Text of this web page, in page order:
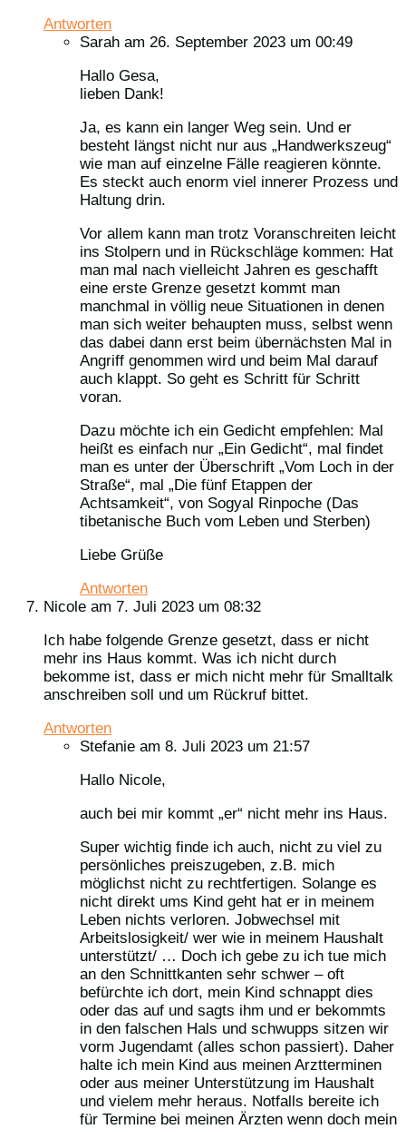
Antworten
Sarah am 26. September 2023 um 00:49
Hallo Gesa,
lieben Dank!
Ja, es kann ein langer Weg sein. Und er
besteht längst nicht nur aus „Handwerkszeug“
wie man auf einzelne Fälle reagieren könnte.
Es steckt auch enorm viel innerer Prozess und
Haltung drin.
Vor allem kann man trotz Voranschreiten leicht
ins Stolpern und in Rückschläge kommen: Hat
man mal nach vielleicht Jahren es geschafft
eine erste Grenze gesetzt kommt man
manchmal in völlig neue Situationen in denen
man sich weiter behaupten muss, selbst wenn
das dabei dann erst beim übernächsten Mal in
Angriff genommen wird und beim Mal darauf
auch klappt. So geht es Schritt für Schritt
voran.
Dazu möchte ich ein Gedicht empfehlen: Mal
heißt es einfach nur „Ein Gedicht“, mal findet
man es unter der Überschrift „Vom Loch in der
Straße“, mal „Die fünf Etappen der
Achtsamkeit“, von Sogyal Rinpoche (Das
tibetanische Buch vom Leben und Sterben)
Liebe Grüße
Antworten
Nicole am 7. Juli 2023 um 08:32
Ich habe folgende Grenze gesetzt, dass er nicht
mehr ins Haus kommt. Was ich nicht durch
bekomme ist, dass er mich nicht mehr für Smalltalk
anschreiben soll und um Rückruf bittet.
Antworten
Stefanie am 8. Juli 2023 um 21:57
Hallo Nicole,
auch bei mir kommt „er“ nicht mehr ins Haus.
Super wichtig finde ich auch, nicht zu viel zu
persönliches preiszugeben, z.B. mich
möglichst nicht zu rechtfertigen. Solange es
nicht direkt ums Kind geht hat er in meinem
Leben nichts verloren. Jobwechsel mit
Arbeitslosigkeit/ wer wie in meinem Haushalt
unterstützt/ … Doch ich gebe zu ich tue mich
an den Schnittkanten sehr schwer – oft
befürchte ich dort, mein Kind schnappt dies
oder das auf und sagts ihm und er bekommts
in den falschen Hals und schwupps sitzen wir
vorm Jugendamt (alles schon passiert). Daher
halte ich mein Kind aus meinen Arztterminen
oder aus meiner Unterstützung im Haushalt
und vielem mehr heraus. Notfalls bereite ich
für Termine bei meinen Ärzten wenn doch mein